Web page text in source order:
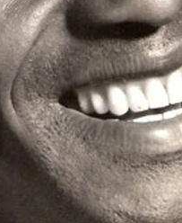
Dijalma Candido e
suas partituras e, em